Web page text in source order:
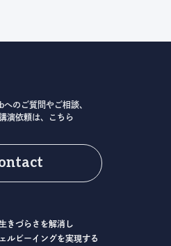
のご質問やご相談、
演依頼は、こちら
きづらさを解消し
ルビーイングを実現する